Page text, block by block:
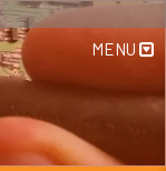
MENU